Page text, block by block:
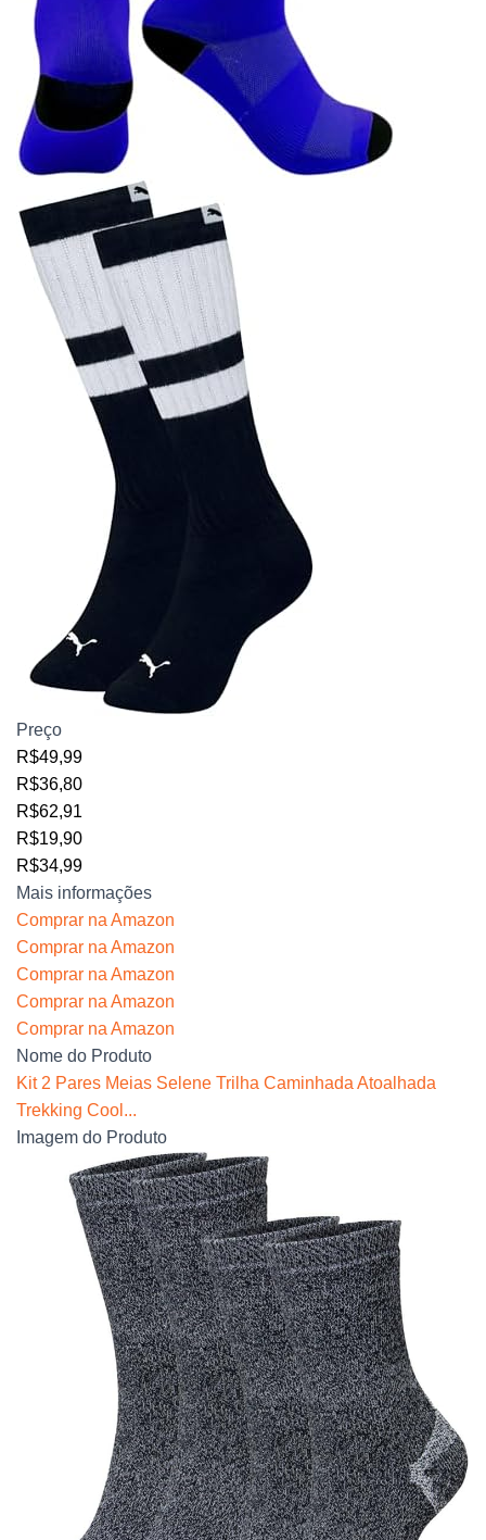
Preço
R$49,99
R$36,80
R$62,91
R$19,90
R$34,99
Mais informações
Comprar na Amazon
Comprar na Amazon
Comprar na Amazon
Comprar na Amazon
Comprar na Amazon
Nome do Produto
Kit 2 Pares Meias Selene Trilha Caminhada Atoalhada
Trekking Cool...
Imagem do Produto